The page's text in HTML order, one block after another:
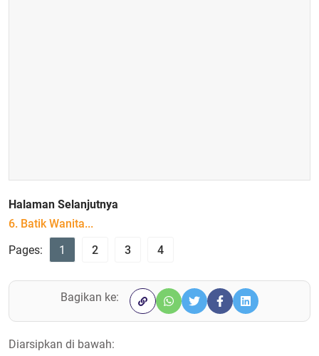
Halaman Selanjutnya
6. Batik Wanita...
Pages:
1 2 3 4
Bagikan ke:
Diarsipkan di bawah: